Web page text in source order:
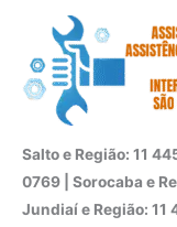
conteúdo
Salto e Região: 11
0769 | Sorocaba e
Jundiaí e Região: 11